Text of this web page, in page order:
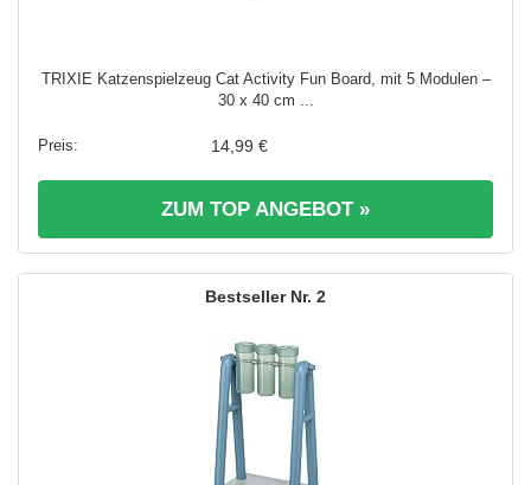
TRIXIE Katzenspielzeug Cat Activity Fun Board, mit 5 Modulen –
30 x 40 cm ...
14,99 €
ZUM TOP ANGEBOT »
2